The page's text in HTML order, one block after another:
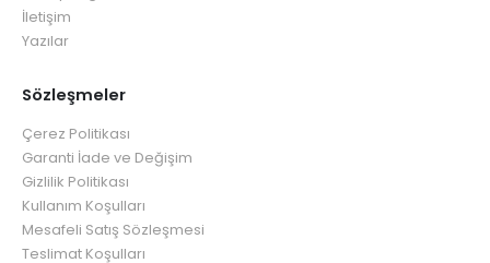
İletişim
Yazılar
Sözleşmeler
Çerez Politikası
Garanti İade ve Değişim
Gizlilik Politikası
Kullanım Koşulları
Mesafeli Satış Sözleşmesi
Teslimat Koşulları